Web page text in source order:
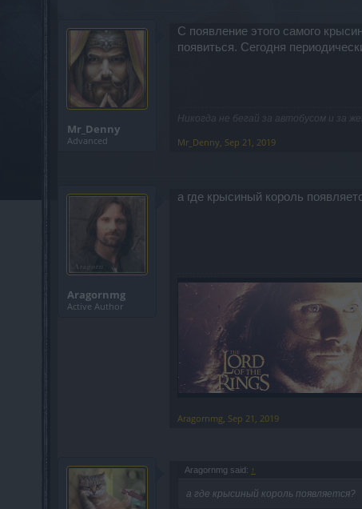
Mr_Denny
Advanced
С появление этого самого
появиться. Сегодня
Никогда не бегай за автобусом и за
Mr_Denny, Sep 21, 2019
Aragornmg
Active Author
а где крысиный король
Aragornmg, Sep 21, 2019
Aragornmg said: ↑
а где крысиный король появляется?